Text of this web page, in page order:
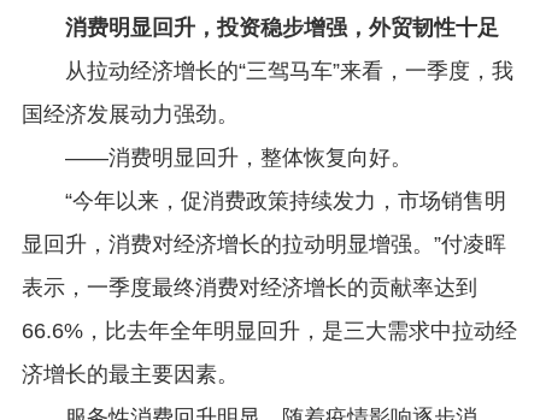
消费明显回升，投资稳步增强，外贸韧性十足
从拉动经济增长的“三驾马车”来看，一季度，我
国经济发展动力强劲。
——消费明显回升，整体恢复向好。
“今年以来，促消费政策持续发力，市场销售明
显回升，消费对经济增长的拉动明显增强。”付凌晖
表示，一季度最终消费对经济增长的贡献率达到
66.6%，比去年全年明显回升，是三大需求中拉动经
济增长的最主要因素。